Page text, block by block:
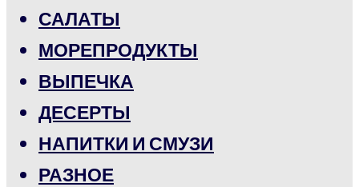
САЛАТЫ
МОРЕПРОДУКТЫ
ВЫПЕЧКА
ДЕСЕРТЫ
НАПИТКИ И СМУЗИ
РАЗНОЕ